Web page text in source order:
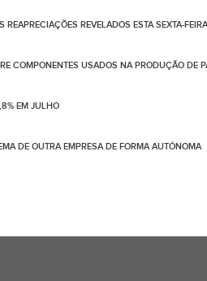
REVELADOS ESTA SEXTA-FEIRA
COMPONENTES USADOS NA PRODUÇÃO DE
EM JULHO
DE OUTRA EMPRESA DE FORMA AUTÓNOMA